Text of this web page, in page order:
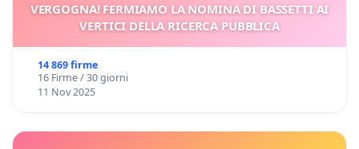
VERGOGNA! FERMIAMO LA NOMINA DI BASSETTI AI
VERTICI DELLA RICERCA PUBBLICA
14 869 firme
16 Firme / 30 giorni
11 Nov 2025